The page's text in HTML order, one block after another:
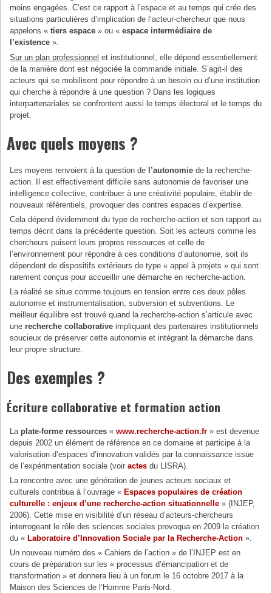
moins engagées. C’est ce rapport à l’espace et au temps qui crée des
situations particulières d’implication de l’acteur-chercheur que nous
appelons «tiers espace» ou «espace intermédiaire de
l’existence».
Sur un plan professionnel et institutionnel, elle dépend essentiellement
de la manière dont est négociée la commande initiale. S’agit-il des
acteurs qui se mobilisent pour répondre à un besoin ou d’une institution
qui cherche à répondre à une question ? Dans les logiques
interpartenariales se confrontent aussi le temps électoral et le temps du
projet.
Avec quels moyens ?
Les moyens renvoient à la question de l’autonomie de la recherche-
action. Il est effectivement difficile sans autonomie de favoriser une
intelligence collective, contribuer à une créativité populaire, établir de
nouveaux référentiels, provoquer des contres espaces d’expertise.
Cela dépend évidemment du type de recherche-action et son rapport au
temps décrit dans la précédente question. Soit les acteurs comme les
chercheurs puisent leurs propres ressources et celle de
l’environnement pour répondre à ces conditions d’autonomie, soit ils
dépendent de dispositifs extérieurs de type « appel à projets » qui sont
rarement conçus pour accueillir une démarche en recherche-action.
La réalité se situe comme toujours en tension entre ces deux pôles
autonomie et instrumentalisation, subversion et subventions. Le
meilleur équilibre est trouvé quand la recherche-action s’articule avec
une recherche collaborative impliquant des partenaires institutionnels
soucieux de préserver cette autonomie et intégrant la démarche dans
leur propre structure.
Des exemples ?
Écriture collaborative et formation action
La plate-forme ressources «www.recherche-action.fr » est devenue
depuis 2002 un élément de référence en ce domaine et participe à la
valorisation d’espaces d’innovation validés par la connaissance issue
de l’expérimentation sociale (voiractes du LISRA).
La rencontre avec une génération de jeunes acteurs sociaux et
culturels contribua à l’ouvrage « Espaces populaires de création
culturelle : enjeux d’une recherche-action situationnelle » (INJEP,
2006). Cette mise en visibilité d’un réseau d’acteurs-chercheurs
interrogeant le rôle des sciences sociales provoqua en 2009 la création
du « Laboratoire d’Innovation Sociale par la Recherche-Action ».
Un nouveau numéro des « Cahiers de l’action » de l’INJEP est en
cours de préparation sur les « processus d’émancipation et de
transformation » et donnera lieu à un forum le 16 octobre 2017 à la
Maison des Sciences de l’Homme Paris-Nord.